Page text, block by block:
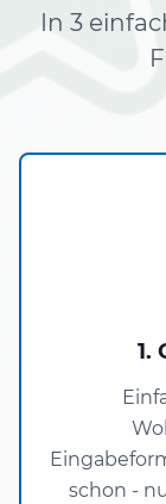
In 3
1.
schon -